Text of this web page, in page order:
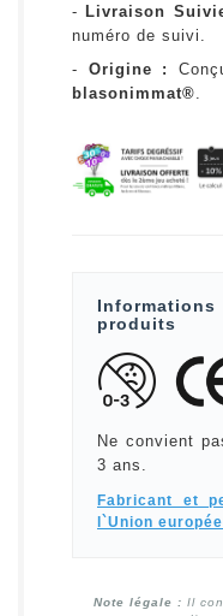
-
Livraison
numéro de suivi.
- Origine :
blasonimmat®
produits
Ne convient
3 ans.
Fabricant et
l`Union
Note légale : Il